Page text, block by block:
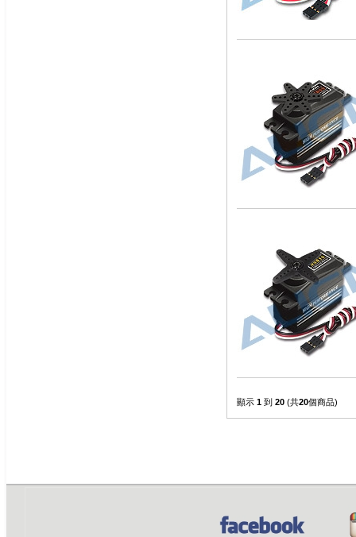
顯示 1 到 20 (共20個商品)